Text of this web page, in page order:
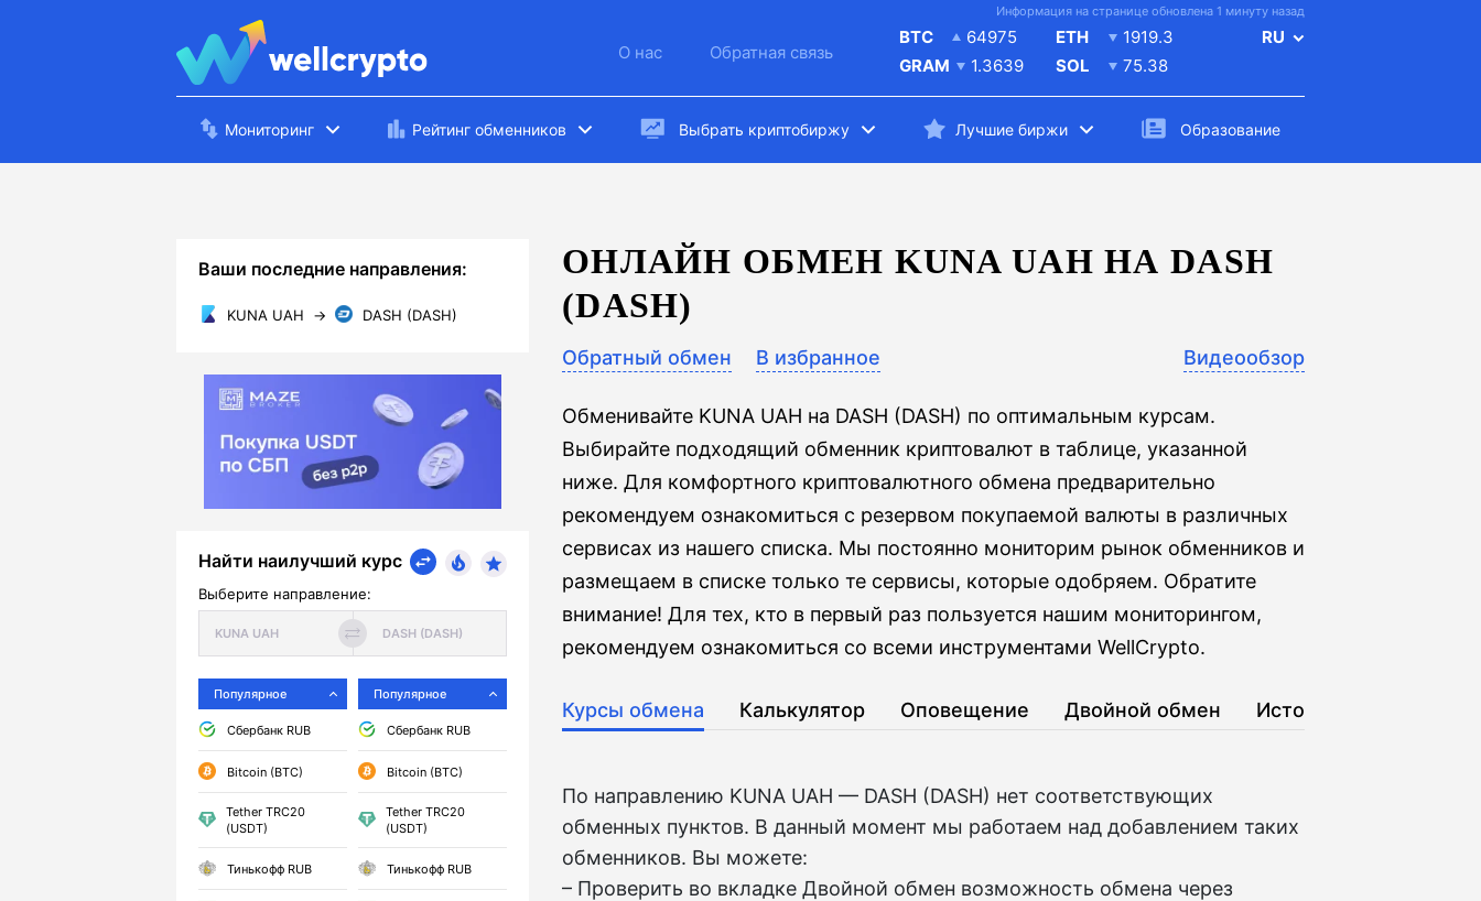
Информация на странице обновлена 1 минуту назад
О нас Обратная связь
BTC
64975
GRAM
1.3639
ETH
1919.3
SOL
75.38
RU
Мониторинг Рейтинг обменников Выбрать криптобиржу Лучшие биржи Образование
Ваши последние направления:
KUNA UAH → DASH (DASH)
Найти наилучший курс
Выберите направление:
Популярное
Сбербанк RUB
Bitcoin (BTC)
Tether TRC20
(USDT)
Тинькофф RUB
Популярное
Сбербанк RUB
Bitcoin (BTC)
Tether TRC20
(USDT)
Тинькофф RUB
ОНЛАЙН ОБМЕН KUNA UAH НА DASH
(DASH)
Обратный обмен В избранное Видеообзор
Обменивайте KUNA UAH на DASH (DASH) по оптимальным курсам.
Выбирайте подходящий обменник криптовалют в таблице, указанной
ниже. Для комфортного криптовалютного обмена предварительно
рекомендуем ознакомиться с резервом покупаемой валюты в различных
сервисах из нашего списка. Мы постоянно мониторим рынок обменников и
размещаем в списке только те сервисы, которые одобряем. Обратите
внимание! Для тех, кто в первый раз пользуется нашим мониторингом,
рекомендуем ознакомиться со всеми инструментами WellCrypto.
Курсы обмена Калькулятор Оповещение Двойной обмен История
По направлению KUNA UAH — DASH (DASH) нет соответствующих
обменных пунктов. В данный момент мы работаем над добавлением таких
обменников. Вы можете:
– Проверить во вкладкe Двойной обмен возможность обмена через